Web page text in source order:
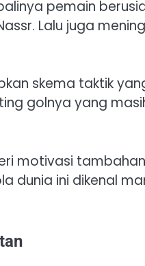
pemain
Lalu juga
skema taktik
golnya yang
motivasi
dunia ini dikenal